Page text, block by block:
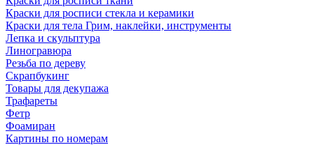
Краски для росписи стекла и керамики
Краски для тела Грим, наклейки, инструменты
Лепка и скульптура
Линогравюра
Резьба по дереву
Скрапбукинг
Товары для декупажа
Трафареты
Фетр
Фоамиран
Картины по номерам